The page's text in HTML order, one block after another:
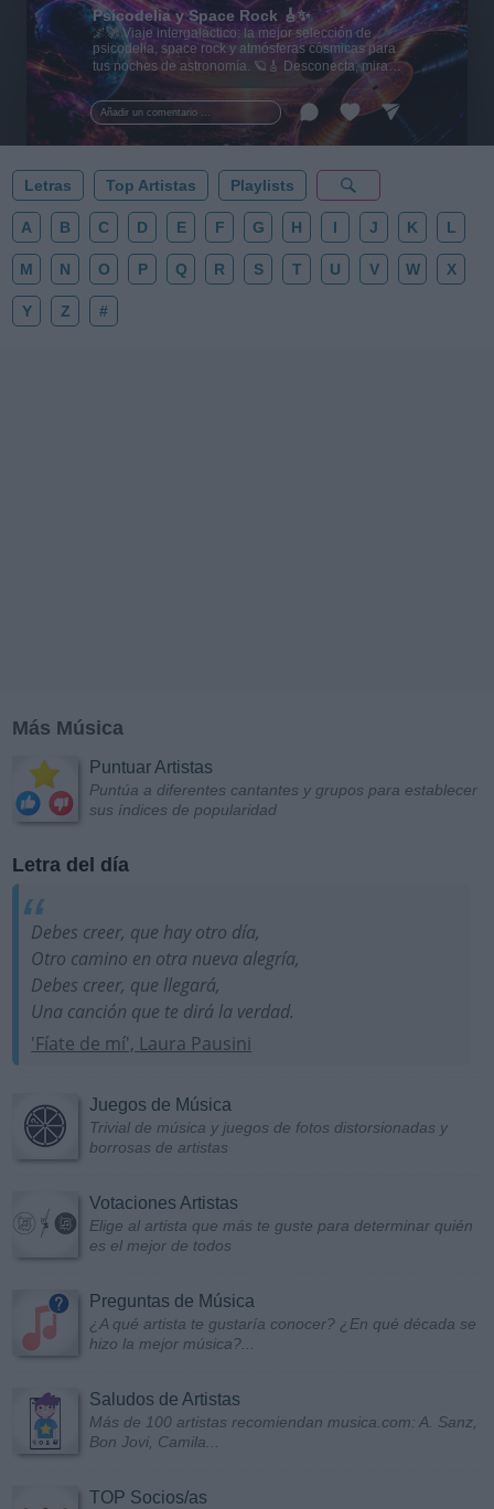
Añadir un comentario ...
Psicodelia y Space Rock 🎸✨
🌌🚀 Viaje intergaláctico: la mejor selección de
psicodelia, space rock y atmósferas cósmicas para
tus noches de astronomía. 🪐🎸 Desconecta, mira
al firmamento y siente la gravedad cero. 💾 ¡Guarda
esta colección para tu próxima noche estrellada!
✨⭐
Letras Top Artistas Playlists
A B C D E F G H I J K L
M N O P Q R S T U V W X
Y Z #
Más Música
Puntuar Artistas
Puntúa a diferentes cantantes y grupos para establecer
sus índices de popularidad
Letra del día
Debes creer, que hay otro día,
Otro camino en otra nueva alegría,
Debes creer, que llegará,
Una canción que te dirá la verdad.
'Fíate de mí', Laura Pausini
Juegos de Música
Trivial de música y juegos de fotos distorsionadas y
borrosas de artistas
Votaciones Artistas
Elige al artista que más te guste para determinar quién
es el mejor de todos
Preguntas de Música
¿A qué artista te gustaría conocer? ¿En qué década se
hizo la mejor música?...
Saludos de Artistas
Más de 100 artistas recomiendan musica.com: A. Sanz,
Bon Jovi, Camila...
TOP Socios/as